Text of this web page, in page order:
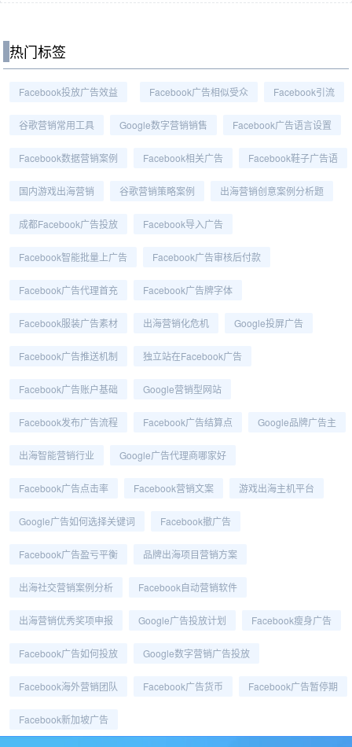
热门标签
Facebook投放广告效益 Facebook广告相似受众 Facebook引流
谷歌营销常用工具 Google数字营销销售 Facebook广告语言设置
Facebook数据营销案例 Facebook相关广告 Facebook鞋子广告语
国内游戏出海营销 谷歌营销策略案例 出海营销创意案例分析题
成都Facebook广告投放 Facebook导入广告
Facebook智能批量上广告 Facebook广告审核后付款
Facebook广告代理首充 Facebook广告牌字体
Facebook服装广告素材 出海营销化危机 Google投屏广告
Facebook广告推送机制 独立站在Facebook广告
Facebook广告账户基础 Google营销型网站
Facebook发布广告流程 Facebook广告结算点 Google品牌广告主
出海智能营销行业 Google广告代理商哪家好
Facebook广告点击率 Facebook营销文案 游戏出海主机平台
Google广告如何选择关键词 Facebook撤广告
Facebook广告盈亏平衡 品牌出海项目营销方案
出海社交营销案例分析 Facebook自动营销软件
出海营销优秀奖项申报 Google广告投放计划 Facebook瘦身广告
Facebook广告如何投放 Google数字营销广告投放
Facebook海外营销团队 Facebook广告货币 Facebook广告暂停期
Facebook新加坡广告